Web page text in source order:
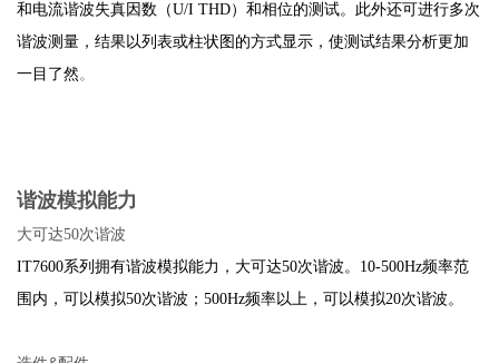
和电流谐波失真因数（U/I THD）和相位的测试。此外还可进行多次
谐波测量，结果以列表或柱状图的方式显示，使测试结果分析更加
一目了然 。
谐波模拟能力
大可达50次谐波
IT7600系列拥有谐波模拟能力，大可达50次谐波。10-500Hz频率范
围内，可以模拟50次谐波；500Hz频率以上，可以模拟20次谐波。